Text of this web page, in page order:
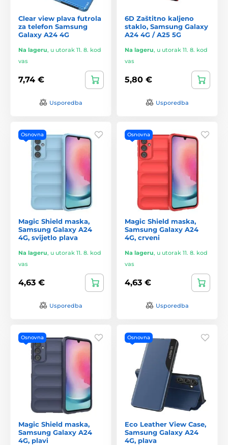
Clear view plava futrola
za telefon Samsung
Galaxy A24 4G
Na lageru, u utorak 11. 8. kod
vas
7,74 €
Usporedba
6D Zaštitno kaljeno
staklo, Samsung Galaxy
A24 4G / A25 5G
Na lageru, u utorak 11. 8. kod
vas
5,80 €
Usporedba
Osnovna
Magic Shield maska,
Samsung Galaxy A24
4G, svijetlo plava
Na lageru, u utorak 11. 8. kod
vas
4,63 €
Usporedba
Osnovna
Magic Shield maska,
Samsung Galaxy A24
4G, crveni
Na lageru, u utorak 11. 8. kod
vas
4,63 €
Usporedba
Osnovna
Magic Shield maska,
Samsung Galaxy A24
4G, plavi
Osnovna
Eco Leather View Case,
Samsung Galaxy A24
4G, plava